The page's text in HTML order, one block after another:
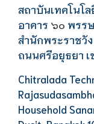
สถาบันเทคโนโ
อาคาร ๖๐ พรร
สำนักพระราชวั
ถนนศรีอยุธยา เ
Chitralada
Household